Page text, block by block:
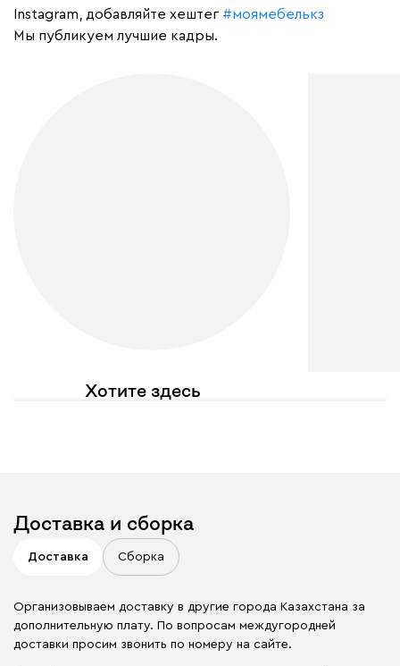
Instagram, добавляйте хештег #моямебелькз
Мы публикуем лучшие кадры.
Хотите здесь
Доставка и сборка
Доставка Сборка
Организовываем доставку в другие города Казахстана за
дополнительную плату. По вопросам междугородней
доставки просим звонить по номеру на сайте.